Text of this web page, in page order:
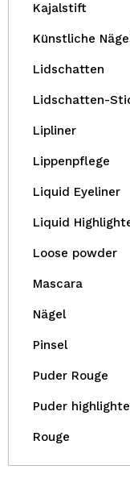
Kajalstift
Künstliche
Lidschatten
Lidschatten-
Lipliner
Lippenpflege
Liquid Eyeliner
Liquid
Loose powder
Mascara
Nägel
Pinsel
Puder Rouge
Puder
Rouge